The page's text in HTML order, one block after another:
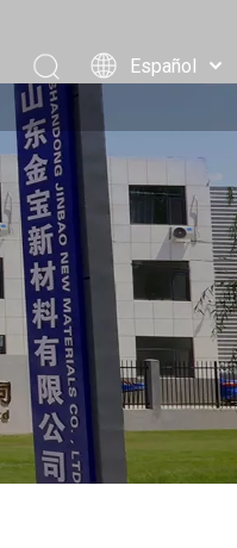
Español
Português
简体中文
English